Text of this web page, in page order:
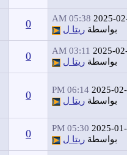
2025-
05:38 AM
بواسطة ريتا ل 0
2025-
03:11 AM
بواسطة ريتا ل 0
2025-
06:14 PM
بواسطة ريتا ل 0
2025-
05:30 PM
بواسطة ريتا ل 0